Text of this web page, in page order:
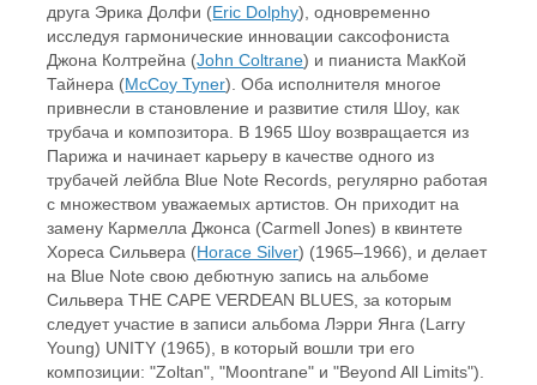
друга Эрика Долфи (Eric Dolphy), одновременно
исследуя гармонические инновации саксофониста
Джона Колтрейна (John Coltrane) и пианиста МакКой
Тайнера (McCoy Tyner). Оба исполнителя многое
привнесли в становление и развитие стиля Шоу, как
трубача и композитора. В 1965 Шоу возвращается из
Парижа и начинает карьеру в качестве одного из
трубачей лейбла Blue Note Records, регулярно работая
с множеством уважаемых артистов. Он приходит на
замену Кармелла Джонса (Carmell Jones) в квинтете
Хореса Сильвера (Horace Silver) (1965–1966), и делает
на Blue Note свою дебютную запись на альбоме
Сильвера THE CAPE VERDEAN BLUES, за которым
следует участие в записи альбома Лэрри Янга (Larry
Young) UNITY (1965), в который вошли три его
композиции: "Zoltan", "Moontrane" и "Beyond All Limits").